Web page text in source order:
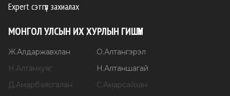
Expert сэтгүүл захиалах
МОНГОЛ УЛСЫН ИХ ХУРЛЫН ГИШҮҮН
Ж.Алдаржавхлан О.Алтангэрэл
Н.Алтанхуяг Н.Алтаншагай
Д.Амарбаясгалан С.Амарсайхан